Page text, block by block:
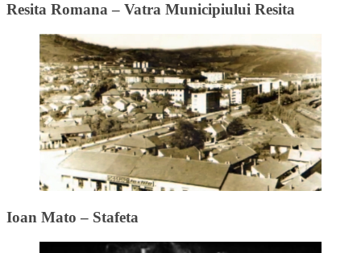
Resita Romana – Vatra Municipiului Resita
Ioan Mato – Stafeta